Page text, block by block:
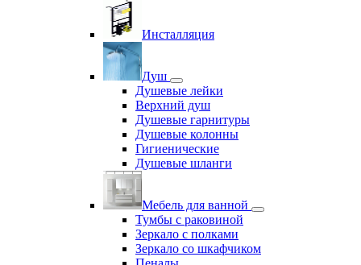
Инсталляция
Душ
Душевые лейки
Верхний душ
Душевые гарнитуры
Душевые колонны
Гигиенические
Душевые шланги
Мебель для ванной
Тумбы с раковиной
Зеркало с полками
Зеркало со шкафчиком